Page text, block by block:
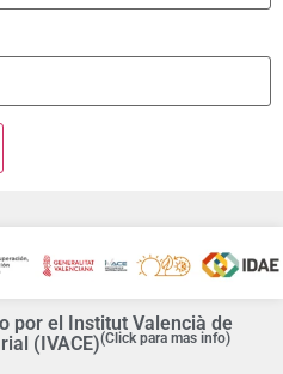
por el Institut Valencià de
(IVACE)(Click para mas info)